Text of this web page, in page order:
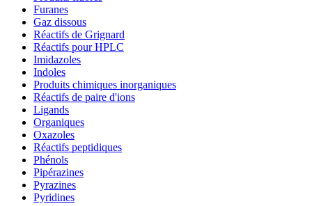
Furanes
Gaz dissous
Réactifs de Grignard
Réactifs pour HPLC
Imidazoles
Indoles
Produits chimiques inorganiques
Réactifs de paire d'ions
Ligands
Organiques
Oxazoles
Réactifs peptidiques
Phénols
Pipérazines
Pyrazines
Pyridines